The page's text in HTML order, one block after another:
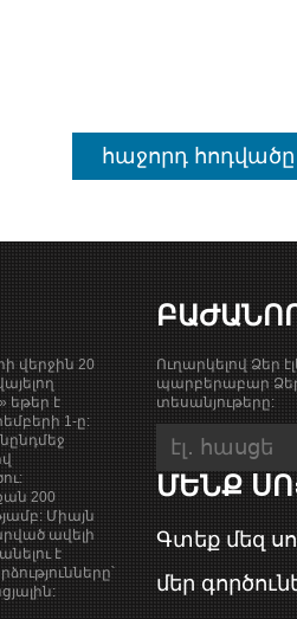
հաջորդ հոդվածը
վերջին 20
եթեր է
1-ը:
200
Միայն
ավելի
է
Ուղարկելով Ձեր
պարբերաբար Ձեր
տեսանյութերը:
ՄԵՆՔ
Գտեք մեզ
մեր